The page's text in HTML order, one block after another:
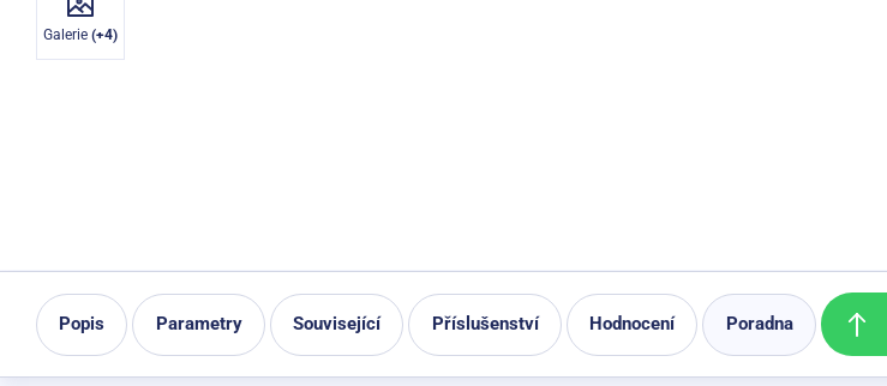
Galerie (+4)
Popis Parametry Související Příslušenství Hodnocení Poradna